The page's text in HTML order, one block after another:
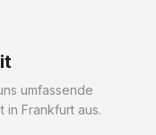
umfassende
in Frankfurt aus.